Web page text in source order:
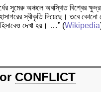
সুমেরু অঞ্চলে অবস্থিত বিশ্বের
স্বীকৃতি দিয়েছে। তবে কোনো
দেখা হয়। …” (Wikipedia
CONFLICT